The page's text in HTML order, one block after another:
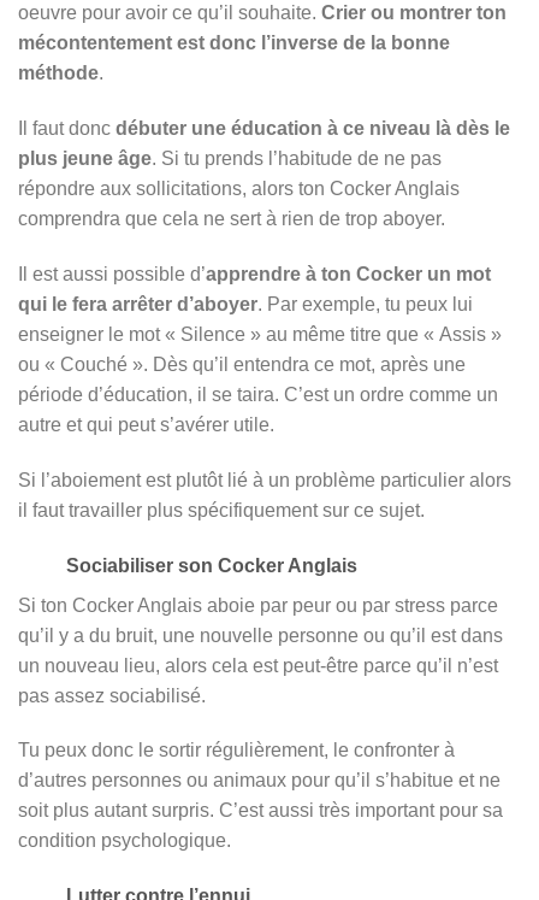
oeuvre pour avoir ce qu’il souhaite. Crier ou montrer ton
mécontentement est donc l’inverse de la bonne
méthode.
Il faut donc débuter une éducation à ce niveau là dès le
plus jeune âge. Si tu prends l’habitude de ne pas
répondre aux sollicitations, alors ton Cocker Anglais
comprendra que cela ne sert à rien de trop aboyer.
Il est aussi possible d’apprendre à ton Cocker un mot
qui le fera arrêter d’aboyer. Par exemple, tu peux lui
enseigner le mot « Silence » au même titre que « Assis »
ou « Couché ». Dès qu’il entendra ce mot, après une
période d’éducation, il se taira. C’est un ordre comme un
autre et qui peut s’avérer utile.
Si l’aboiement est plutôt lié à un problème particulier alors
il faut travailler plus spécifiquement sur ce sujet.
Sociabiliser son Cocker Anglais
Si ton Cocker Anglais aboie par peur ou par stress parce
qu’il y a du bruit, une nouvelle personne ou qu’il est dans
un nouveau lieu, alors cela est peut-être parce qu’il n’est
pas assez sociabilisé.
Tu peux donc le sortir régulièrement, le confronter à
d’autres personnes ou animaux pour qu’il s’habitue et ne
soit plus autant surpris. C’est aussi très important pour sa
condition psychologique.
Lutter contre l’ennui